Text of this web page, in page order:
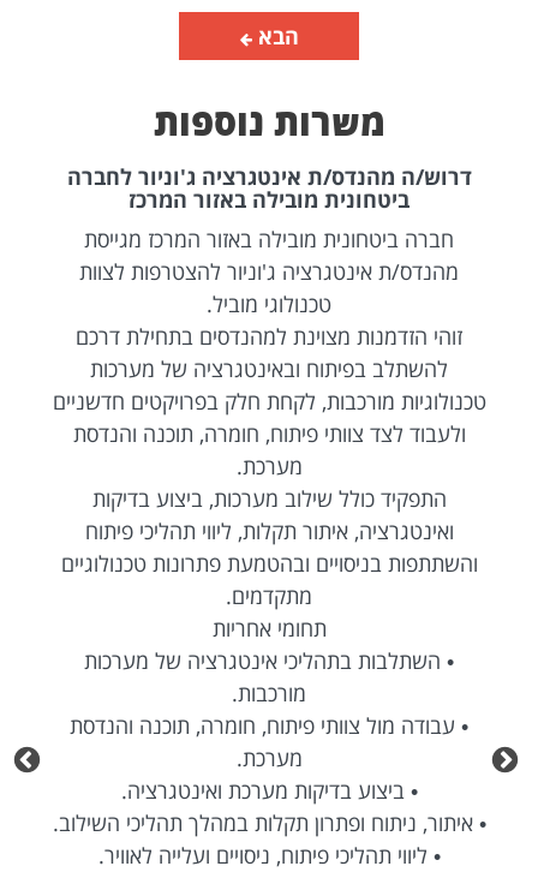
הבא
משרות נוספות
דרוש/ה מהנדס/ת אינטגרציה ג'וניור לחברה
ביטחונית מובילה באזור המרכז
חברה ביטחונית מובילה באזור המרכז מגייסת
מהנדס/ת אינטגרציה ג'וניור להצטרפות לצוות
טכנולוגי מוביל.
זוהי הזדמנות מצוינת למהנדסים בתחילת דרכם
להשתלב בפיתוח ובאינטגרציה של מערכות
טכנולוגיות מורכבות, לקחת חלק בפרויקטים חדשניים
ולעבוד לצד צוותי פיתוח, חומרה, תוכנה והנדסת
מערכת.
התפקיד כולל שילוב מערכות, ביצוע בדיקות
ואינטגרציה, איתור תקלות, ליווי תהליכי פיתוח
והשתתפות בניסויים ובהטמעת פתרונות טכנולוגיים
מתקדמים.
תחומי אחריות
• השתלבות בתהליכי אינטגרציה של מערכות
מורכבות.
• עבודה מול צוותי פיתוח, חומרה, תוכנה והנדסת
מערכת.
• ביצוע בדיקות מערכת ואינטגרציה.
• איתור, ניתוח ופתרון תקלות במהלך תהליכי השילוב.
• ליווי תהליכי פיתוח, ניסויים ועלייה לאוויר.